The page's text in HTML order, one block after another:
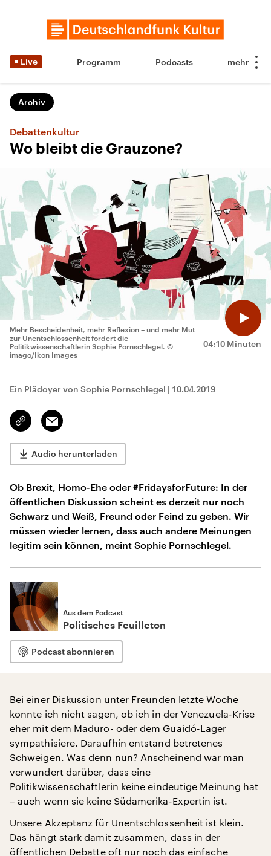
Live Programm Podcasts
Archiv
Debattenkultur
Wo bleibt die Grauzone?
04:10 Minuten
Mehr Bescheidenheit, mehr Reflexion – und mehr Mut
zur Unentschlossenheit fordert die
Politikwissenschaftlerin Sophie Pornschlegel. ©
imago/Ikon Images
Ein Plädoyer von Sophie Pornschlegel | 10.04.2019
Link
kopieren/teilen
Email
Audio herunterladen
Ob Brexit, Homo-Ehe oder #FridaysforFuture: In der
öffentlichen Diskussion scheint es derzeit nur noch
Schwarz und Weiß, Freund oder Feind zu geben. Wir
müssen wieder lernen, dass auch andere Meinungen
legitim sein können, meint Sophie Pornschlegel.
Aus dem Podcast
Politisches Feuilleton
Podcast abonnieren
Bei einer Diskussion unter Freunden letzte Woche
konnte ich nicht sagen, ob ich in der Venezuela-Krise
eher mit dem Maduro- oder dem Guaidó-Lager
sympathisiere. Daraufhin entstand betretenes
Schweigen. Was denn nun? Anscheinend war man
verwundert darüber, dass eine
Politikwissenschaftlerin keine eindeutige Meinung hat
– auch wenn sie keine Südamerika-Expertin ist.
Unsere Akzeptanz für Unentschlossenheit ist klein.
Das hängt stark damit zusammen, dass in der
öffentlichen Debatte oft nur noch das einfache